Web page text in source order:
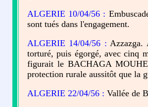
ALGERIE 10/04/56 :
sont tués dans l'engagement.
ALGERIE 14/04/56 :
torturé, puis égorgé, avec cinq
figurait le BACHAGA
protection rurale aussitôt que la
ALGERIE 22/04/56 : Vallée de